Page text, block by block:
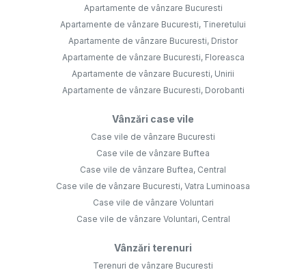
Apartamente de vânzare Bucuresti
Apartamente de vânzare Bucuresti, Tineretului
Apartamente de vânzare Bucuresti, Dristor
Apartamente de vânzare Bucuresti, Floreasca
Apartamente de vânzare Bucuresti, Unirii
Apartamente de vânzare Bucuresti, Dorobanti
Vânzări case vile
Case vile de vânzare Bucuresti
Case vile de vânzare Buftea
Case vile de vânzare Buftea, Central
Case vile de vânzare Bucuresti, Vatra Luminoasa
Case vile de vânzare Voluntari
Case vile de vânzare Voluntari, Central
Vânzări terenuri
Terenuri de vânzare Bucuresti